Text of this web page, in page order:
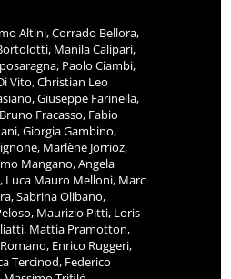
Altini, Corrado Bellora,
Manila Calipari,
Paolo Ciambi,
Vito, Christian Leo
Giuseppe Farinella,
Fracasso, Fabio
Giorgia Gambino,
Marlène Jorrioz,
Mangano, Angela
Luca Mauro Melloni, Marc
Sabrina Olibano,
Maurizio Pitti, Loris
Mattia Pramotton,
Enrico Ruggeri,
Tercinod, Federico